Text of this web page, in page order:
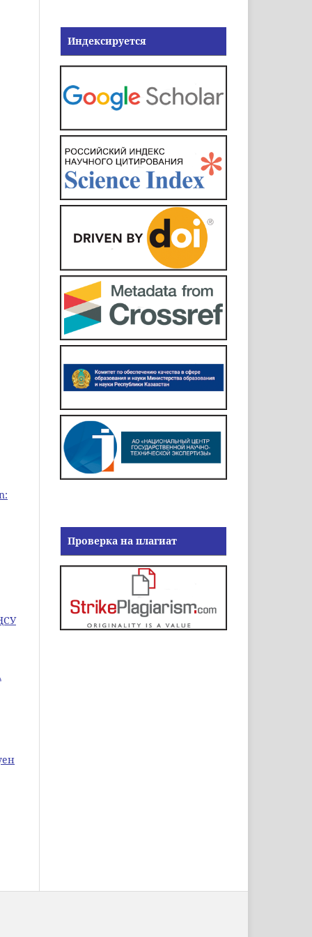
Индексируется
Проверка на плагиат